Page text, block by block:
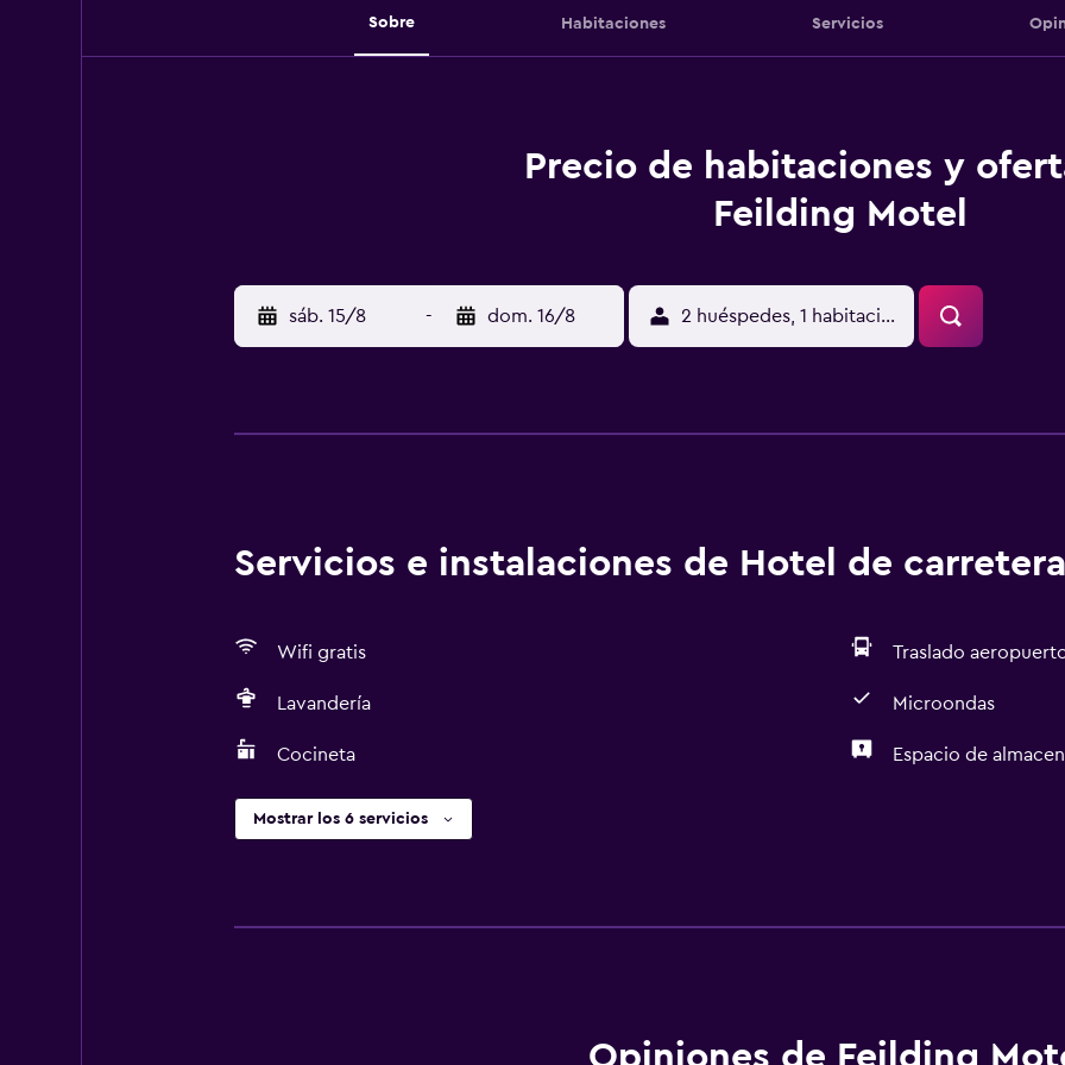
Sobre Habitaciones Servicios
Precio de habitaciones y
Feilding Motel
sáb. 15/8 - dom. 16/8 2 huéspedes, 1 habitación
Servicios e instalaciones de Hotel de carretera
Wifi gratis Traslado
Lavandería Microondas
Cocineta Espacio de
Mostrar los 6 servicios
Opiniones de Feilding